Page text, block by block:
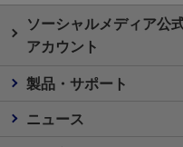
ソーシャルメディア公
アカウント
製品・サポート
ニュース